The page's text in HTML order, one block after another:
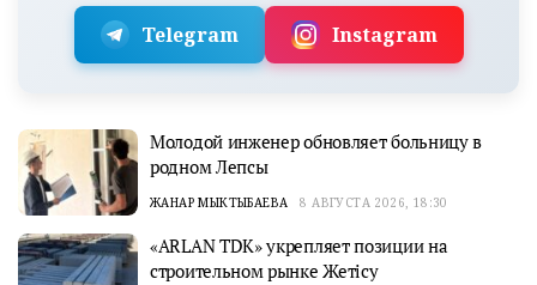
Telegram Instagram
Молодой инженер обновляет больницу в
родном Лепсы
ЖАНАР МЫКТЫБАЕВА 8 АВГУСТА 2026, 18:30
«ARLAN TDK» укрепляет позиции на
строительном рынке Жетісу